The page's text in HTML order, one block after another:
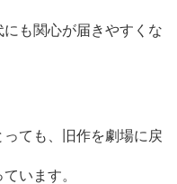
も関心が届きやすくな
ても、旧作を劇場に戻
います。